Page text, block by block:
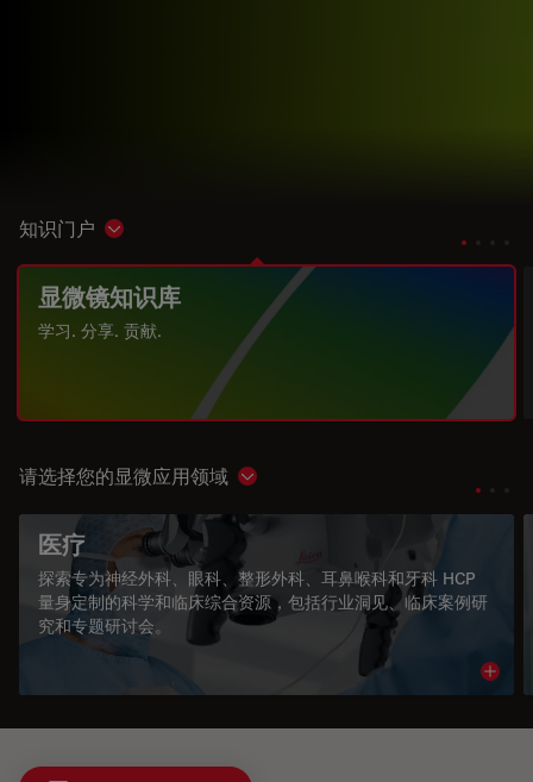
知识门户 Show subnavigation
显微镜知识库
学习. 分享. 贡献.
请选择您的显微应用领域 Show subnavigation
医疗
探索专为神经外科、眼科、整形外科、耳鼻喉科和牙科 HCP
量身定制的科学和临床综合资源，包括行业洞见、临床案例研
究和专题研讨会。